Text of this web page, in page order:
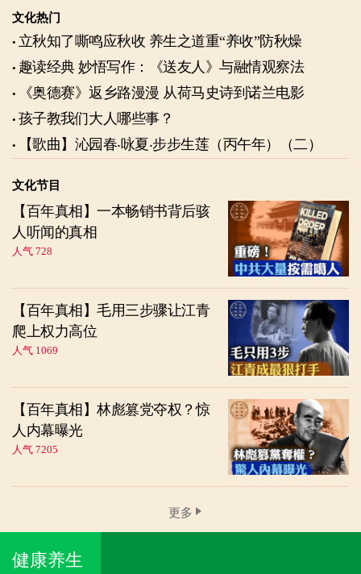
文化热门
立秋知了嘶鸣应秋收 养生之道重“养收”防秋燥
趣读经典 妙悟写作：《送友人》与融情观察法
《奥德赛》返乡路漫漫 从荷马史诗到诺兰电影
孩子教我们大人哪些事？
【歌曲】沁园春‧咏夏‧步步生莲（丙午年）（二）
文化节目
【百年真相】一本畅销书背后骇
人听闻的真相
人气 728
【百年真相】毛用三步骤让江青
爬上权力高位
人气 1069
【百年真相】林彪篡党夺权？惊
人内幕曝光
人气 7205
更多
健康养生